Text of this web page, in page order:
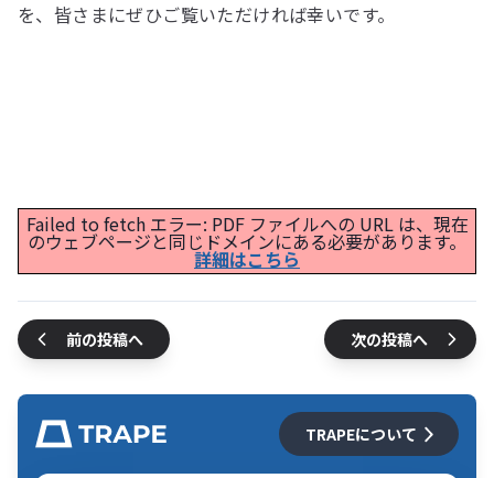
を、皆さまにぜひご覧いただければ幸いです。
Failed to fetch エラー: PDF ファイルへの URL は、現在
のウェブページと同じドメインにある必要があります。
詳細はこちら
前の投稿へ 次の投稿へ
TRAPEについて